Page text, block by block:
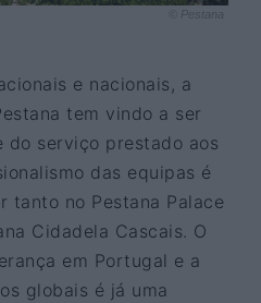
© Pestana
e nacionais, a
tem vindo a ser
do serviço prestado aos
das equipas é
tanto no Pestana Palace
Cidadela Cascais. O
em Portugal e a
globais é já uma